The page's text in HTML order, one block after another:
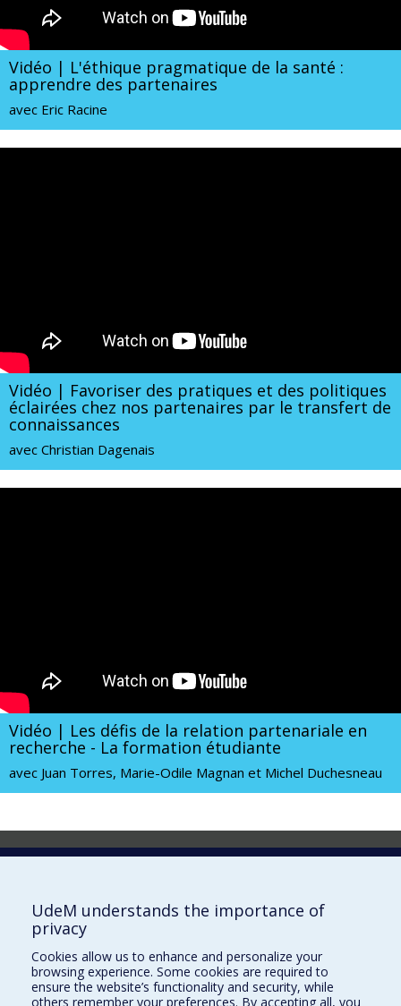
Vidéo | L'éthique pragmatique de la santé :
apprendre des partenaires
avec Eric Racine
Vidéo | Favoriser des pratiques et des politiques
éclairées chez nos partenaires par le transfert de
connaissances
avec Christian Dagenais
Vidéo | Les défis de la relation partenariale en
recherche - La formation étudiante
avec Juan Torres, Marie-Odile Magnan et Michel Duchesneau
Laboratoire d'innovation
Vice-rectorat aux affaires étudiantes et aux études
Inven_T
UdeM understands the importance of
privacy
Cookies allow us to enhance and personalize your
browsing experience. Some cookies are required to
ensure the website’s functionality and security, while
others remember your preferences. By accepting all, you